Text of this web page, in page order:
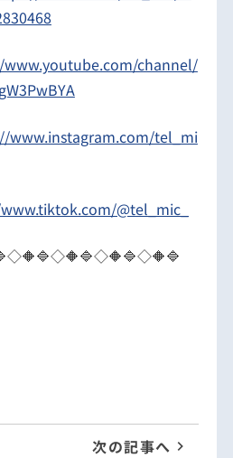
channel/
www.instagram.com/tel_mi
@tel_mic_
次の記事へ